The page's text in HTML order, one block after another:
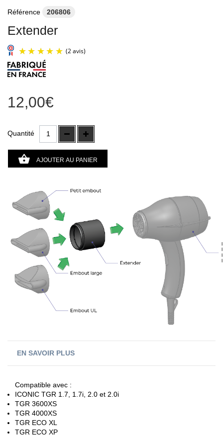
Référence 206806
Extender
12,00€
Quantité
AJOUTER AU PANIER
EN SAVOIR PLUS
Compatible avec :
ICONIC TGR 1.7, 1.7i, 2.0 et 2.0i
TGR 3600XS
TGR 4000XS
TGR ECO XL
TGR ECO XP